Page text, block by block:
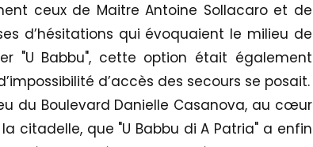
ceux de Maitre Antoine Sollacaro et de
d’hésitations qui évoquaient le milieu de
"U Babbu", cette option était également
d’accès des secours se posait.
du Boulevard Danielle Casanova, au cœur
citadelle, que "U Babbu di A Patria" a enfin